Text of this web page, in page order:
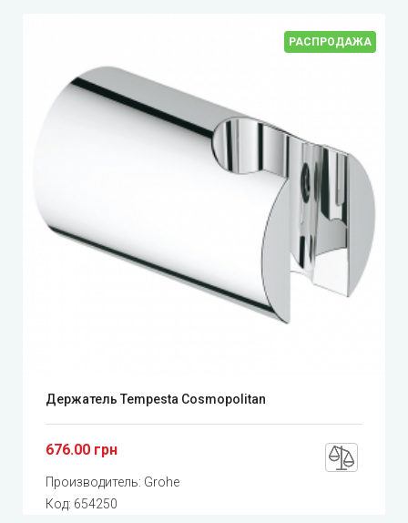
РАСПРОДАЖА
Держатель Tempesta Cosmopolitan
676.00 грн
Производитель: Grohe
Код: 654250